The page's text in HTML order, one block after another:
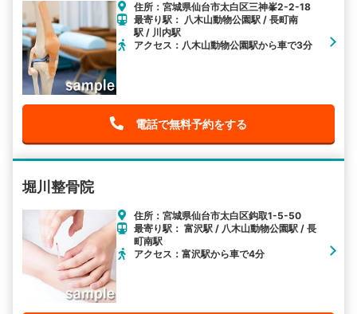
住所：宮城県仙台市太白区三神峯2-2-18
最寄り駅： 八木山動物公園駅 / 長町南
駅 / 川内駅
アクセス：八木山動物公園駅から車で3分
電話で無料予約をする
堀川整骨院
住所：宮城県仙台市太白区鈎取1-5-50
最寄り駅： 富沢駅 / 八木山動物公園駅 / 長
町南駅
アクセス：富沢駅から車で4分